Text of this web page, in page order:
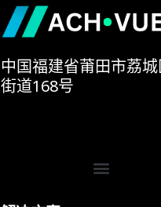
中国福建省莆田市荔
街道168号
Menu